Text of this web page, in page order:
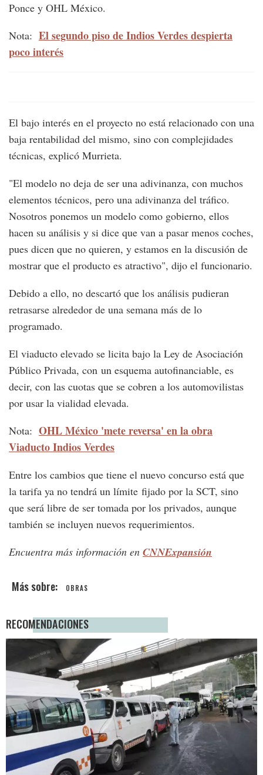
Ponce y OHL México.
Nota: El segundo piso de Indios Verdes despierta
poco interés
El bajo interés en el proyecto no está relacionado con una
baja rentabilidad del mismo, sino con complejidades
técnicas, explicó Murrieta.
"El modelo no deja de ser una adivinanza, con muchos
elementos técnicos, pero una adivinanza del tráfico.
Nosotros ponemos un modelo como gobierno, ellos
hacen su análisis y si dice que van a pasar menos coches,
pues dicen que no quieren, y estamos en la discusión de
mostrar que el producto es atractivo", dijo el funcionario.
Debido a ello, no descartó que los análisis pudieran
retrasarse alrededor de una semana más de lo
programado.
El viaducto elevado se licita bajo la Ley de Asociación
Público Privada, con un esquema autofinanciable, es
decir, con las cuotas que se cobren a los automovilistas
por usar la vialidad elevada.
Nota: OHL México 'mete reversa' en la obra
Viaducto Indios Verdes
Entre los cambios que tiene el nuevo concurso está que
la tarifa ya no tendrá un límite fijado por la SCT, sino
que será libre de ser tomada por los privados, aunque
también se incluyen nuevos requerimientos.
Encuentra más información en CNNExpansión
OBRAS
RECOMENDACIONES